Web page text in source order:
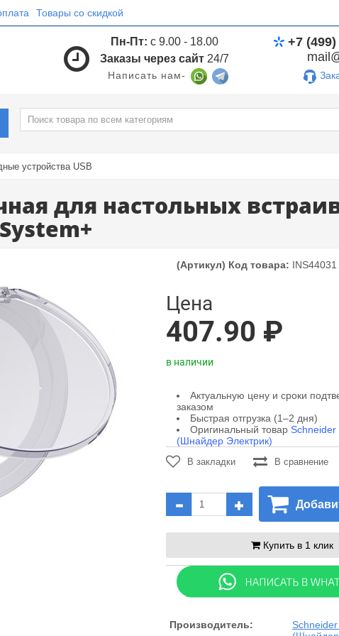
Товары со скидкой
Пн-Пт: с 9.00 - 18.00
Заказы через сайт 24/7
Написать нам-
+7 (499)
устройства USB
для настольных
(Артикул) Код товара: INS44031
Цена
407.90 ₽
в наличии
Актуальную цену и сроки
заказом
Быстрая отгрузка (1–2 дня)
Оригинальный товар Schneider
(Шнайдер Электрик)
В закладки В сравнение
Купить в 1 клик
Производитель: